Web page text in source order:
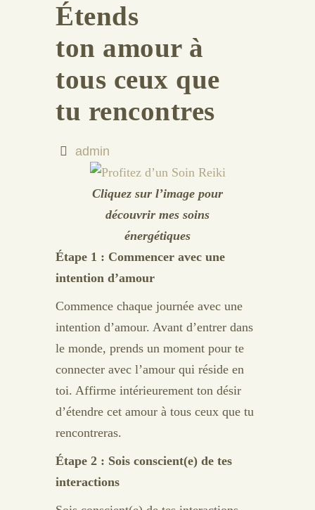
Étends
ton amour à
tous ceux que
tu rencontres
admin
Cliquez sur l’image pour
découvrir mes soins
énergétiques
Étape 1 : Commencer avec une
intention d’amour
Commence chaque journée avec une
intention d’amour. Avant d’entrer dans
le monde, prends un moment pour te
connecter avec l’amour qui réside en
toi. Affirme intérieurement ton désir
d’étendre cet amour à tous ceux que tu
rencontreras.
Étape 2 : Sois conscient(e) de tes
interactions